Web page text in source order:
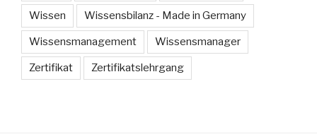
Wissen Wissensbilanz - Made in Germany
Wissensmanagement Wissensmanager
Zertifikat Zertifikatslehrgang